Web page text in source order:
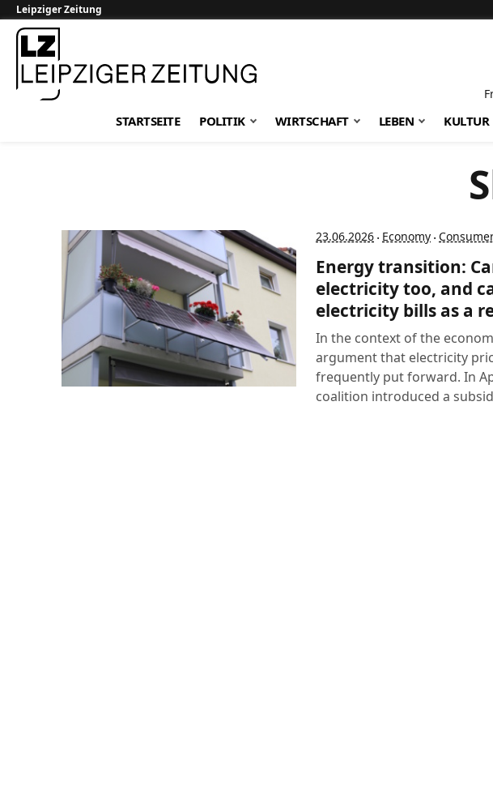
Leipziger Zeitung
STARTSEITE POLITIK WIRTSCHAFT LEBEN KULTUR
23.06.2026 · Economy ·
Energy transition:
electricity too, and
electricity bills as a
In the context of the
argument that electricity
frequently put forward. In
coalition introduced a